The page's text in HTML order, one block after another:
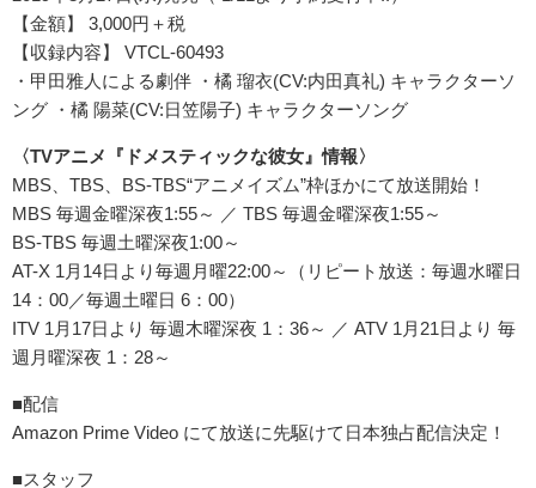
【金額】 3,000円＋税
【収録内容】 VTCL-60493
・甲田雅人による劇伴 ・橘 瑠衣(CV:内田真礼) キャラクターソ
ング ・橘 陽菜(CV:日笠陽子) キャラクターソング
〈TVアニメ『ドメスティックな彼女』情報〉
MBS、TBS、BS-TBS“アニメイズム”枠ほかにて放送開始！
MBS 毎週金曜深夜1:55～ ／ TBS 毎週金曜深夜1:55～
BS-TBS 毎週土曜深夜1:00～
AT-X 1月14日より毎週月曜22:00～（リピート放送：毎週水曜日
14：00／毎週土曜日 6：00）
ITV 1月17日より 毎週木曜深夜 1：36～ ／ ATV 1月21日より 毎
週月曜深夜 1：28～
■配信
Amazon Prime Video にて放送に先駆けて日本独占配信決定！
■スタッフ